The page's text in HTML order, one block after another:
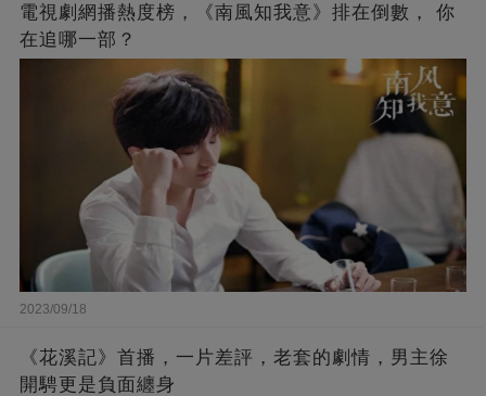
電視劇網播熱度榜，《南風知我意》排在倒數， 你
在追哪一部？
2023/09/18
《花溪記》首播，一片差評，老套的劇情，男主徐
開騁更是負面纏身